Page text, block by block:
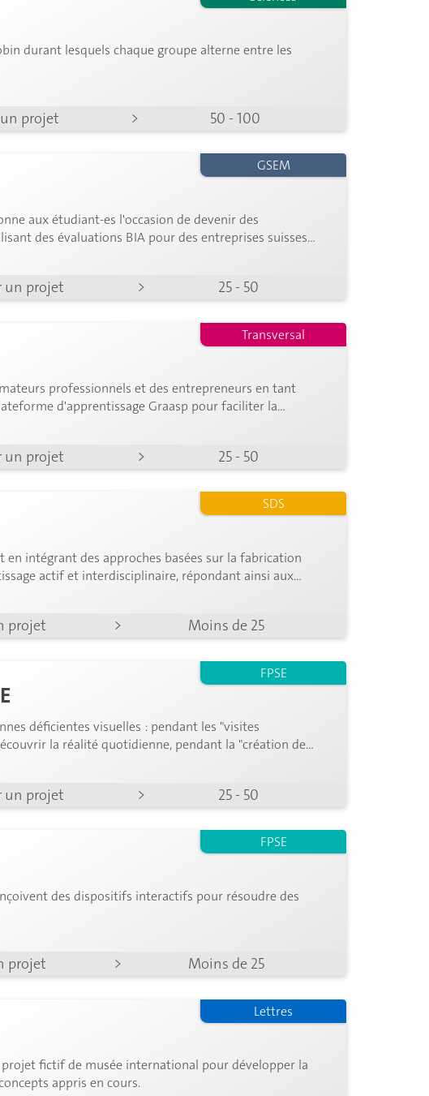
projet > 50 - 100
durant lesquels chaque groupe alterne entre les
GSEM
un projet > 25 - 50
aux étudiant-es l'occasion de devenir des
des évaluations BIA pour des entreprises suisses
Transversal
un projet > 25 - 50
professionnels et des entrepreneurs en tant
d'apprentissage Graasp pour faciliter la
participant-es.
SDS
projet > Moins de 25
intégrant des approches basées sur la fabrication
actif et interdisciplinaire, répondant ainsi aux
FPSE
un projet > 25 - 50
déficientes visuelles : pendant les "visites
la réalité quotidienne, pendant la "création de
vie quotidienne visant à améliorer leur accessibilité.
FPSE
projet > Moins de 25
des dispositifs interactifs pour résoudre des
Lettres
fictif de musée international pour développer la
appris en cours.